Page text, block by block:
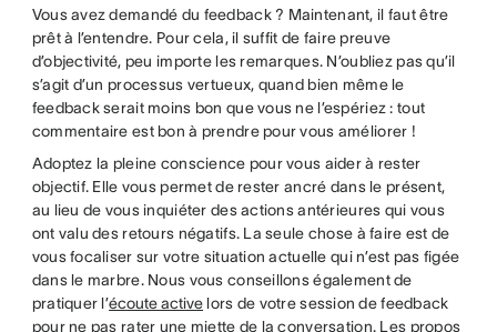
Vous avez demandé du feedback ? Maintenant, il faut être
prêt à l’entendre. Pour cela, il suffit de faire preuve
d’objectivité, peu importe les remarques. N’oubliez pas qu’il
s’agit d’un processus vertueux, quand bien même le
feedback serait moins bon que vous ne l’espériez : tout
commentaire est bon à prendre pour vous améliorer !
Adoptez la pleine conscience pour vous aider à rester
objectif. Elle vous permet de rester ancré dans le présent,
au lieu de vous inquiéter des actions antérieures qui vous
ont valu des retours négatifs. La seule chose à faire est de
vous focaliser sur votre situation actuelle qui n’est pas figée
dans le marbre. Nous vous conseillons également de
pratiquer l’écoute active lors de votre session de feedback
pour ne pas rater une miette de la conversation. Les propos